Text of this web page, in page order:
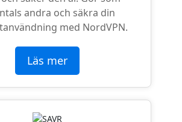
andra och säkra din
med NordVPN.
Läs mer